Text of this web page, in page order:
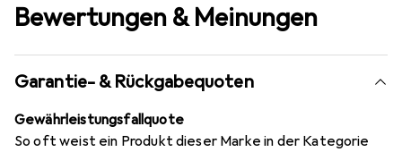
Bewertungen & Meinungen
Garantie- & Rückgabequoten
Gewährleistungsfallquote
So oft weist ein Produkt dieser Marke in der Kategorie